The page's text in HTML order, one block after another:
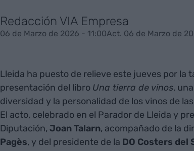
Redacción VIA Empresa
06 de Marzo de 2026 - 11:00Act. 06 de Marzo de
Lleida ha puesto de relieve este jueves por la
presentación del libro Una tierra de vinos,
diversidad y la personalidad de los vinos de
El acto, celebrado en el Parador de Lleida y
Diputación, Joan Talarn, acompañado de la
Pagès, y del presidente de la DO Costers del